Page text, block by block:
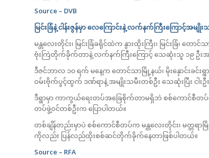
Source – DVB
မြင်းခြံနဲ့ ငါန်းဇွန်မှာ လေကြောင်းနဲ့ လက်နက်ကြီးကြောင့်
မန္တလေးတိုင်း၊ မြင်းခြံခရိုင်ထဲက နွားထိုးကြီး၊ မြင်းခြံ၊
ဗုံးကြဲတိုက်ခိုက်တာနဲ့ လက်နက်ကြီးကြောင့် သေဆုံးသူ ၁၉ ဦး
ဒီဇင်ဘာလ ၁၀ ရက် မနေ့က တောင်သာမြို့နယ်၊ မိုးနှောင်းခ
ဝမ်းဗိုက်ပွင့်ထွက် ဒဏ်ရာနဲ့ အမျိုးသမီးတစ်ဦး သေဆုံးပြီး ငါး
ဒီရွာမှာ ကာကွယ်ရေးတပ်အခြေစိုက်တာမရှိဘဲ စစ်ကောင်စီ
တပ်ဖွဲ့ဝင်တစ်ဦးက ပြောပါတယ်။
တစ်ချိန်တည်းမှာပဲ စစ်ကောင်စီတပ်က မန္တလေးတိုင်း၊ မ
ကိုလည်း ပြန်လည်ထိုးစစ်ဆင်တိုက်ခိုက်နေတာဖြစ်ပါတယ်။
Source – RFA